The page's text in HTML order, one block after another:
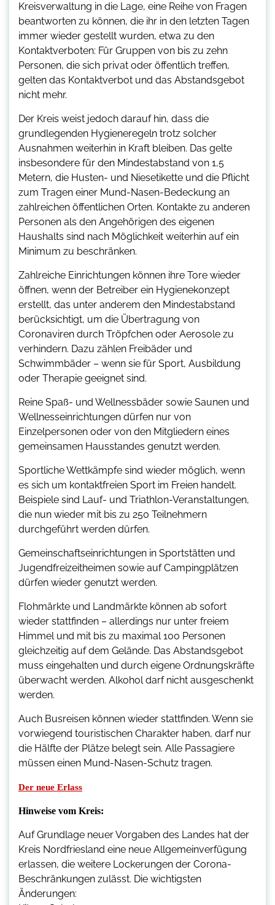
Kreisverwaltung in die Lage, eine Reihe von Fragen
beantworten zu können, die ihr in den letzten Tagen
immer wieder gestellt wurden, etwa zu den
Kontaktverboten: Für Gruppen von bis zu zehn
Personen, die sich privat oder öffentlich treffen,
gelten das Kontaktverbot und das Abstandsgebot
nicht mehr.
Der Kreis weist jedoch darauf hin, dass die
grundlegenden Hygieneregeln trotz solcher
Ausnahmen weiterhin in Kraft bleiben. Das gelte
insbesondere für den Mindestabstand von 1,5
Metern, die Husten- und Niesetikette und die Pflicht
zum Tragen einer Mund-Nasen-Bedeckung an
zahlreichen öffentlichen Orten. Kontakte zu anderen
Personen als den Angehörigen des eigenen
Haushalts sind nach Möglichkeit weiterhin auf ein
Minimum zu beschränken.
Zahlreiche Einrichtungen können ihre Tore wieder
öffnen, wenn der Betreiber ein Hygienekonzept
erstellt, das unter anderem den Mindestabstand
berücksichtigt, um die Übertragung von
Coronaviren durch Tröpfchen oder Aerosole zu
verhindern. Dazu zählen Freibäder und
Schwimmbäder – wenn sie für Sport, Ausbildung
oder Therapie geeignet sind.
Reine Spaß- und Wellnessbäder sowie Saunen und
Wellnesseinrichtungen dürfen nur von
Einzelpersonen oder von den Mitgliedern eines
gemeinsamen Hausstandes genutzt werden.
Sportliche Wettkämpfe sind wieder möglich, wenn
es sich um kontaktfreien Sport im Freien handelt.
Beispiele sind Lauf- und Triathlon-Veranstaltungen,
die nun wieder mit bis zu 250 Teilnehmern
durchgeführt werden dürfen.
Gemeinschaftseinrichtungen in Sportstätten und
Jugendfreizeitheimen sowie auf Campingplätzen
dürfen wieder genutzt werden.
Flohmärkte und Landmärkte können ab sofort
wieder stattfinden – allerdings nur unter freiem
Himmel und mit bis zu maximal 100 Personen
gleichzeitig auf dem Gelände. Das Abstandsgebot
muss eingehalten und durch eigene Ordnungskräfte
überwacht werden. Alkohol darf nicht ausgeschenkt
werden.
Auch Busreisen können wieder stattfinden. Wenn sie
vorwiegend touristischen Charakter haben, darf nur
die Hälfte der Plätze belegt sein. Alle Passagiere
müssen einen Mund-Nasen-Schutz tragen.
Der neue Erlass
Hinweise vom Kreis:
Auf Grundlage neuer Vorgaben des Landes hat der
Kreis Nordfriesland eine neue Allgemeinverfügung
erlassen, die weitere Lockerungen der Corona-
Beschränkungen zulässt. Die wichtigsten
Änderungen: